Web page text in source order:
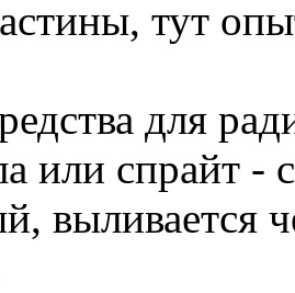
тут
для
или спрайт -
выливается